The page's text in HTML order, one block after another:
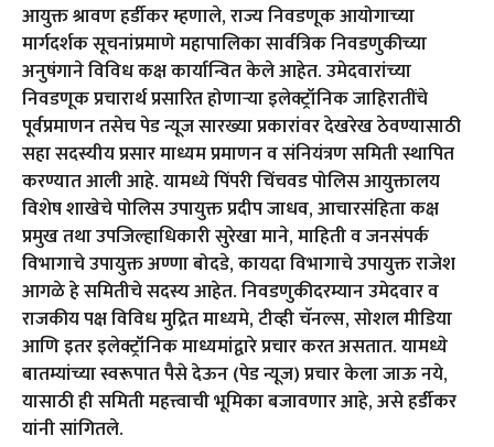
आयुक्त श्रावण हर्डीकर म्हणाले, राज्य निवडणूक आयोगाच्या
मार्गदर्शक सूचनांप्रमाणे महापालिका सार्वत्रिक निवडणुकीच्या
अनुषंगाने विविध कक्ष कार्यान्वित केले आहेत. उमेदवारांच्या
निवडणूक प्रचारार्थ प्रसारित होणाऱ्या इलेक्ट्रॉनिक जाहिरातींचे
पूर्वप्रमाणन तसेच पेड न्यूज सारख्या प्रकारांवर देखरेख ठेवण्यासाठी
सहा सदस्यीय प्रसार माध्यम प्रमाणन व संनियंत्रण समिती स्थापित
करण्यात आली आहे. यामध्ये पिंपरी चिंचवड पोलिस आयुक्तालय
विशेष शाखेचे पोलिस उपायुक्त प्रदीप जाधव, आचारसंहिता कक्ष
प्रमुख तथा उपजिल्हाधिकारी सुरेखा माने, माहिती व जनसंपर्क
विभागाचे उपायुक्त अण्णा बोदडे, कायदा विभागाचे उपायुक्त राजेश
आगळे हे समितीचे सदस्य आहेत. निवडणुकीदरम्यान उमेदवार व
राजकीय पक्ष विविध मुद्रित माध्यमे, टीव्ही चॅनल्स, सोशल मीडिया
आणि इतर इलेक्ट्रॉनिक माध्यमांद्वारे प्रचार करत असतात. यामध्ये
बातम्यांच्या स्वरूपात पैसे देऊन (पेड न्यूज) प्रचार केला जाऊ नये,
यासाठी ही समिती महत्त्वाची भूमिका बजावणार आहे, असे हर्डीकर
यांनी सांगितले.